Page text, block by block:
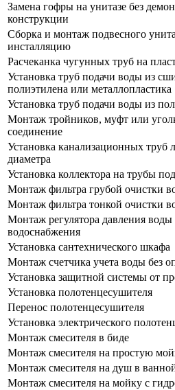
Замена гофры на унитазе без
конструкции
Сборка и монтаж подвесного
инсталляцию
Расчеканка чугунных труб на
Установка труб подачи воды из
полиэтилена или металлопластика
Установка труб подачи воды из
Монтаж тройников, муфт или
соединение
Установка канализационных труб
диаметра
Установка коллектора на трубы
Монтаж фильтра грубой очистки
Монтаж фильтра тонкой очистки
Монтаж регулятора давления воды
водоснабжения
Установка сантехнического шкафа
Монтаж счетчика учета воды без
Установка защитной системы от
Установка полотенцесушителя
Перенос полотенцесушителя
Установка электрического
Монтаж смесителя в биде
Монтаж смесителя на простую
Монтаж смесителя на душ в
Монтаж смесителя на мойку с